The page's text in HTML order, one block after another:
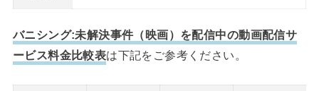
バニシング:未解決事件（映画）を配信中の動画配信サ
ービス料金比較表は下記をご参考ください。